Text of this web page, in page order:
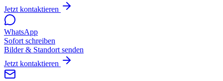
Jetzt kontaktieren
WhatsApp
Sofort schreiben
Bilder & Standort senden
Jetzt kontaktieren